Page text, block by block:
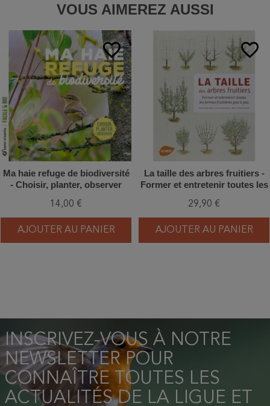
VOUS AIMEREZ AUSSI
favorite_border
Ma haie refuge de biodiversité
- Choisir, planter, observer
14,00 €
AJOUTER AU PANIER
favorite_border
La taille des arbres fruitiers -
Former et entretenir toutes les
29,90 €
AJOUTER AU PANIER
INSCRIVEZ-VOUS À NOTRE
NEWSLETTER POUR
CONNAÎTRE TOUTES LES
ACTUALITÉS DE LA LIGUE ET